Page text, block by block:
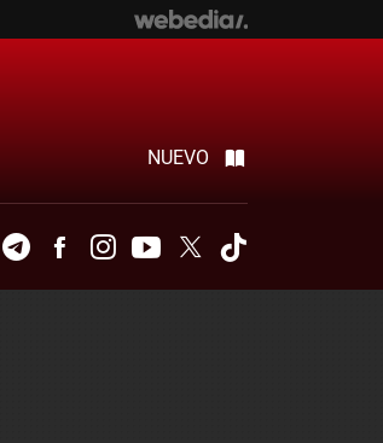
NUEVO
TelegramFacebookInstagramYoutubeTwitter